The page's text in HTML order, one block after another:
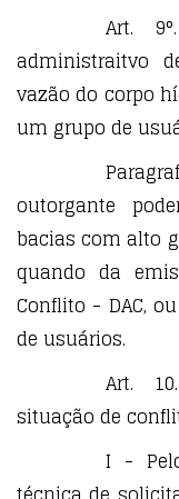
Art.
administraitvo
vazão do corpo
um grupo de
outorgante
bacias com alto
quando da
Conflito - DAC,
de usuários.
Art.
situação de
I -